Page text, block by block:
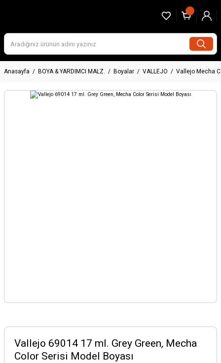
Anasayfa BOYA & YARDIMCI MALZ. Boyalar VALLEJO Vallejo Mecha
Vallejo 69014 17 ml. Grey Green, Mecha
Color Serisi Model Boyası